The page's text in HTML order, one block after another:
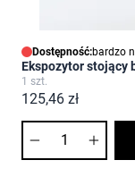
Dostępność:bardzo
Ekspozytor stojący
1 szt.
125,46 zł